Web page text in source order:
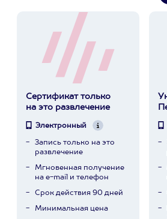
Сертификат только
на это развлечение
Электронный
Запись только на это
развлечение
Мгновенная получение
на e-mail и телефон
Срок действия 90 дней
Минимальная цена